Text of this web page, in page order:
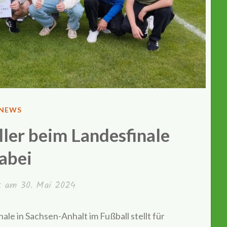
beim Landesfinale
am 30. Mai 2024
in Sachsen-Anhalt im Fußball stellt für